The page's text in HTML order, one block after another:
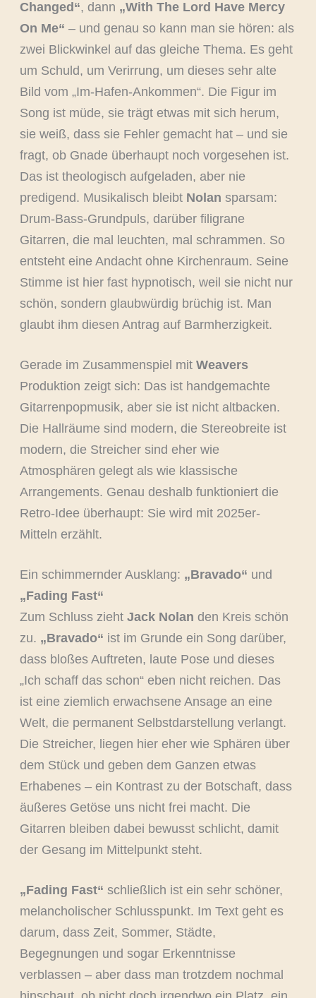
Changed“, dann „With The Lord Have Mercy
On Me“ – und genau so kann man sie hören: als
zwei Blickwinkel auf das gleiche Thema. Es geht
um Schuld, um Verirrung, um dieses sehr alte
Bild vom „Im-Hafen-Ankommen“. Die Figur im
Song ist müde, sie trägt etwas mit sich herum,
sie weiß, dass sie Fehler gemacht hat – und sie
fragt, ob Gnade überhaupt noch vorgesehen ist.
Das ist theologisch aufgeladen, aber nie
predigend. Musikalisch bleibt Nolan sparsam:
Drum-Bass-Grundpuls, darüber filigrane
Gitarren, die mal leuchten, mal schrammen. So
entsteht eine Andacht ohne Kirchenraum. Seine
Stimme ist hier fast hypnotisch, weil sie nicht nur
schön, sondern glaubwürdig brüchig ist. Man
glaubt ihm diesen Antrag auf Barmherzigkeit.
Gerade im Zusammenspiel mit Weavers
Produktion zeigt sich: Das ist handgemachte
Gitarrenpopmusik, aber sie ist nicht altbacken.
Die Hallräume sind modern, die Stereobreite ist
modern, die Streicher sind eher wie
Atmosphären gelegt als wie klassische
Arrangements. Genau deshalb funktioniert die
Retro-Idee überhaupt: Sie wird mit 2025er-
Mitteln erzählt.
Ein schimmernder Ausklang: „Bravado“ und
„Fading Fast“
Zum Schluss zieht Jack Nolan den Kreis schön
zu. „Bravado“ ist im Grunde ein Song darüber,
dass bloßes Auftreten, laute Pose und dieses
„Ich schaff das schon“ eben nicht reichen. Das
ist eine ziemlich erwachsene Ansage an eine
Welt, die permanent Selbstdarstellung verlangt.
Die Streicher, liegen hier eher wie Sphären über
dem Stück und geben dem Ganzen etwas
Erhabenes – ein Kontrast zu der Botschaft, dass
äußeres Getöse uns nicht frei macht. Die
Gitarren bleiben dabei bewusst schlicht, damit
der Gesang im Mittelpunkt steht.
„Fading Fast“ schließlich ist ein sehr schöner,
melancholischer Schlusspunkt. Im Text geht es
darum, dass Zeit, Sommer, Städte,
Begegnungen und sogar Erkenntnisse
verblassen – aber dass man trotzdem nochmal